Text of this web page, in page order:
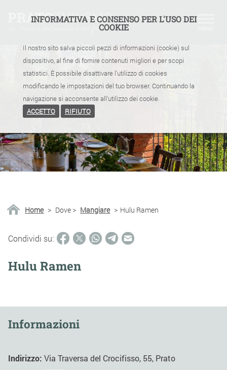
INFORMATIVA E CONSENSO PER L'USO DEI
COOKIE
Il nostro sito salva piccoli pezzi di informazioni (cookie) sul
dispositivo, al fine di fornire contenuti migliori e per scopi
statistici. È possibile disattivare l'utilizzo di cookies
modificando le impostazioni del tuo browser. Continuando la
navigazione si acconsente all'utilizzo dei cookie.
ACCETTO
RIFIUTO
Home > Dove > Mangiare > Hulu Ramen
Condividi su:
Hulu Ramen
Informazioni
Indirizzo: Via Traversa del Crocifisso, 55, Prato